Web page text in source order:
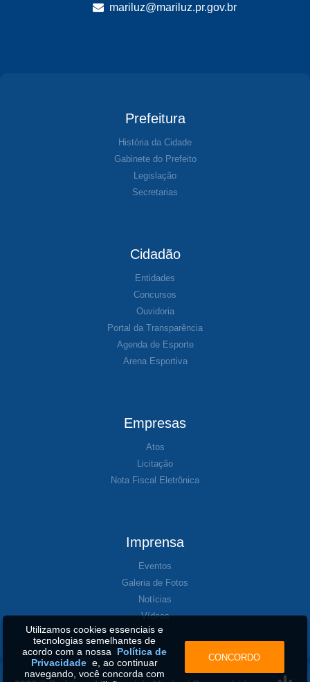
mariluz@mariluz.pr.gov.br
Prefeitura
História da Cidade
Gabinete do Prefeito
Legislação
Secretarias
Cidadão
Entidades
Concursos
Ouvidoria
Portal da Transparência
Agenda de Esporte
Arena Esportiva
Empresas
Atos
Licitação
Nota Fiscal Eletrônica
Imprensa
Eventos
Galeria de Fotos
Notícias
Vídeos
Utilizamos cookies essenciais e
tecnologias semelhantes de
acordo com a nossa Política de
Privacidadee, ao continuar
navegando, você concorda com
CONCORDO